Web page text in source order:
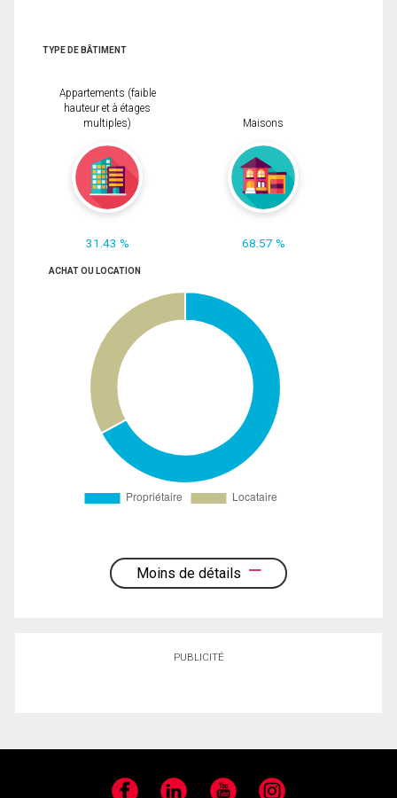
TYPE DE BÂTIMENT
Appartements (faible
hauteur et à étages
multiples)
31.43 %
Maisons
68.57 %
ACHAT OU LOCATION
Moins de détails
PUBLICITÉ